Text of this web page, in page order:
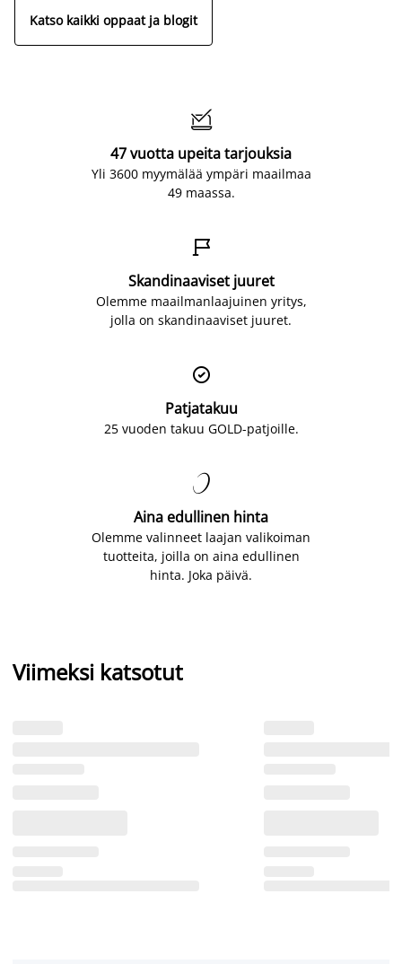
Katso kaikki oppaat ja blogit

47 vuotta upeita tarjouksia
Yli 3600 myymälää ympäri maailmaa
49 maassa.

Skandinaaviset juuret
Olemme maailmanlaajuinen yritys,
jolla on skandinaaviset juuret.

Patjatakuu
25 vuoden takuu GOLD-patjoille.

Aina edullinen hinta
Olemme valinneet laajan valikoiman
tuotteita, joilla on aina edullinen
hinta. Joka päivä.
Viimeksi katsotut